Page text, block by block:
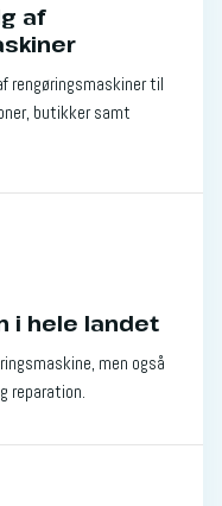
af
rengøringsmaskiner til
butikker samt
i hele landet
men også
reparation.